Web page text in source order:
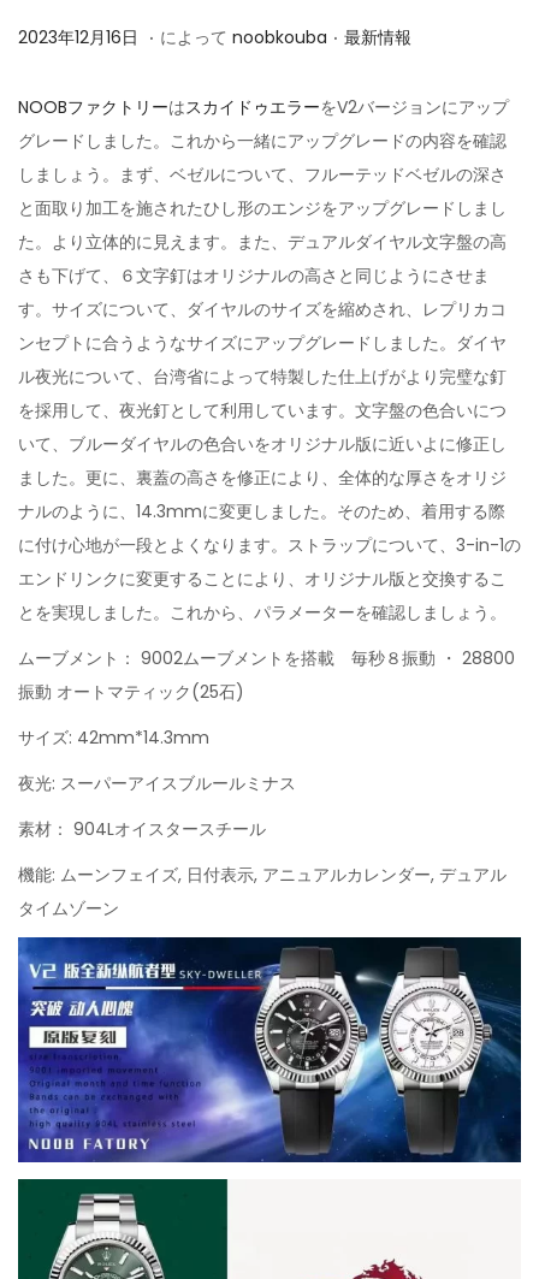
投
日
2023年12月16日 2
2
4
年
6
月
7
日
. によって noobkouba . 投
日
最新情報
NOOBファクトリーはスカイドゥエラーをV2バージョンにアップ
グレードしました。これから一緒にアップグレードの内容を確認
しましょう。まず、ベゼルについて、フルーテッドベゼルの深さ
と面取り加工を施されたひし形のエンジをアップグレードしまし
た。より立体的に見えます。また、デュアルダイヤル文字盤の高
さも下げて、６文字釘はオリジナルの高さと同じようにさせま
す。サイズについて、ダイヤルのサイズを縮めされ、レプリカコ
ンセプトに合うようなサイズにアップグレードしました。ダイヤ
ル夜光について、台湾省によって特製した仕上げがより完璧な釘
を採用して、夜光釘として利用しています。文字盤の色合いにつ
いて、ブルーダイヤルの色合いをオリジナル版に近いよに修正し
ました。更に、裏蓋の高さを修正により、全体的な厚さをオリジ
ナルのように、14.3mmに変更しました。そのため、着用する際
に付け心地が一段とよくなります。ストラップについて、3-in-1の
エンドリンクに変更することにより、オリジナル版と交換するこ
とを実現しました。これから、パラメーターを確認しましょう。
ムーブメント： 9002ムーブメントを搭載 毎秒８振動 ・ 28800
振動 オートマティック(25石)
サイズ: 42mm*14.3mm
夜光: スーパーアイスブルールミナス
素材： 904Lオイスタースチール
機能: ムーンフェイズ, 日付表示, アニュアルカレンダー, デュアル
タイムゾーン